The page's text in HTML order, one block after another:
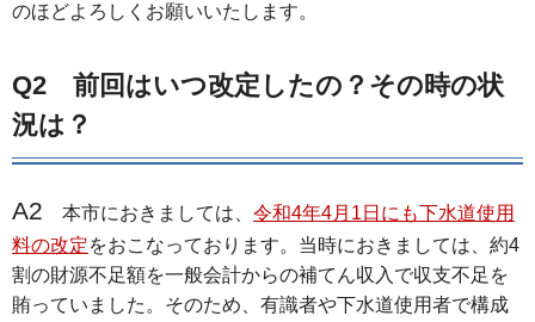
のほどよろしくお願いいたします。
Q2 前回はいつ改定したの？その時の状
況は？
A2 本市におきましては、 令和4年4月1日にも下水道使用
料の改定をおこなっております。当時におきましては、約4
割の財源不足額を一般会計からの補てん収入で収支不足を
賄っていました。そのため、有識者や下水道使用者で構成